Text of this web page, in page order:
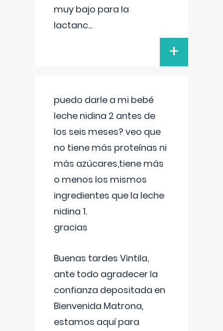
muy bajo para la
lactanc...
+
puedo darle a mi bebé
leche nidina 2 antes de
los seis meses? veo que
no tiene más proteínas ni
más azúcares,tiene más
o menos los mismos
ingredientes que la leche
nidina 1.
gracias
Buenas tardes Vintila,
ante todo agradecer la
confianza depositada en
Bienvenida Matrona,
estamos aquí para